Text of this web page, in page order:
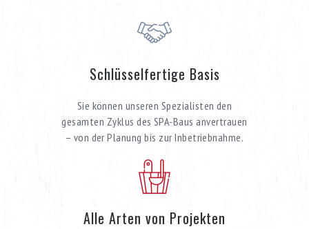
Schlüsselfertige Basis
Sie können unseren Spezialisten den
gesamten Zyklus des SPA-Baus anvertrauen
– von der Planung bis zur Inbetriebnahme.
Alle Arten von Projekten